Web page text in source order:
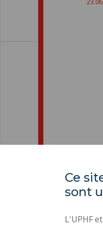
Ce
sont
L'UPHF